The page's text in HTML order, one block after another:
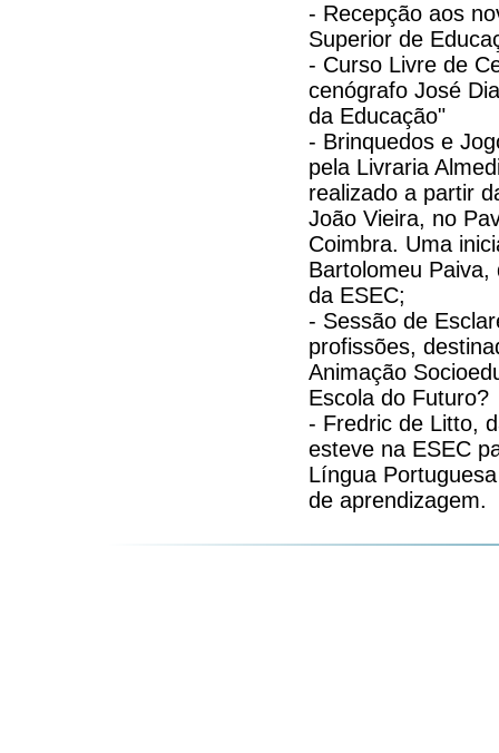
- Recepção aos
Superior de
- Curso Livre de
cenógrafo José
da Educação"
- Brinquedos e
pela Livraria
realizado a partir
João Vieira, no
Coimbra. Uma
Bartolomeu
da ESEC;
- Sessão de
profissões,
Animação
Escola do Futuro?
- Fredric de Litto,
esteve na ESEC
Língua
de aprendizagem.